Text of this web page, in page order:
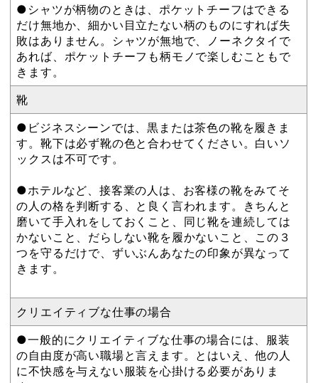
●シャツが柄物のときは、ポケットチーフはできる
だけ無地か、細かい目立たない柄のものにすれば失
敗はありません。シャツが無地で、ノーネクタイで
あれば、ポケットチーフも柄モノで楽しむこともで
きます。
靴
●ビジネスシーンでは、黒または茶色の靴を履きま
す。靴下は必ず靴の色と合わせてください。白いソ
ックスは不可です。
●ホテルなど、接客業の人は、お客様の靴をみてそ
の人の格を判断する、と良く言われます。きちんと
磨いて手入れをしておくこと、同じ靴を連続しては
かないこと、だらしない靴を履かないこと、この３
つを守るだけで、ずいぶんあなたの印象が異なって
きます。
クリエイティブな仕事の場合
●一般的にクリエイティブな仕事の場合には、服装
の自由度が高い職場と言えます。とはいえ、他の人
に不快感を与えない服装を心掛ける必要がありま